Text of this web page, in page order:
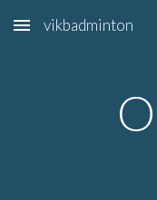
Skip to main content
vikbadminton